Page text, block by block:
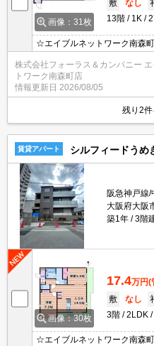
画像：31枚
敷
なし
13階
1K
☆エイブルネットワーク南森
数在籍しており、全力でサポ
現地付近にて待ち合わせをさ
や、主要駅までのお迎えサー
ルネットワーク南森町店」０
問合せ下さい♪
株式会社フォーラス＆カンパニー エ
トワーク南森町店
情報更新日 2026/08/05
残り2件
賃貸アパート シルフィードうめ
阪急神戸線
大阪府大阪
築1年
3階
画像：30枚
17.4万円(
敷
なし
3階
2LDK
☆エイブルネットワーク南森